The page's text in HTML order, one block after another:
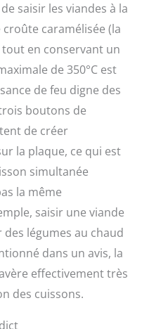
saisir les viandes à la
caramélisée (la
en conservant un
de 350°C est
de feu digne des
boutons de
de créer
la plaque, ce qui est
simultanée
la même
saisir une viande
légumes au chaud
dans un avis, la
effectivement très
des cuissons.